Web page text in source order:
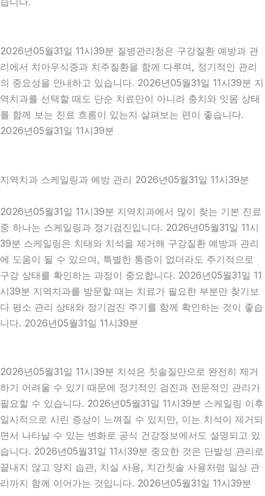
2026년05월31일 11시39분 질병관리청은 구강질환 예방과 관
리에서 치아우식증과 치주질환을 함께 다루며, 정기적인 관리
의 중요성을 안내하고 있습니다. 2026년05월31일 11시39분 지
역치과를 선택할 때도 단순 치료만이 아니라 충치와 잇몸 상태
를 함께 보는 진료 흐름이 있는지 살펴보는 편이 좋습니다.
2026년05월31일 11시39분
지역치과 스케일링과 예방 관리 2026년05월31일 11시39분
2026년05월31일 11시39분 지역치과에서 많이 찾는 기본 진료
중 하나는 스케일링과 정기검진입니다. 2026년05월31일 11시
39분 스케일링은 치태와 치석을 제거해 구강질환 예방과 관리
에 도움이 될 수 있으며, 특별한 통증이 없더라도 주기적으로
구강 상태를 확인하는 과정이 중요합니다. 2026년05월31일 11
시39분 지역치과를 방문할 때는 치료가 필요한 부분만 찾기보
다 평소 관리 상태와 정기검진 주기를 함께 확인하는 것이 좋습
니다. 2026년05월31일 11시39분
2026년05월31일 11시39분 치석은 칫솔질만으로 완전히 제거
하기 어려울 수 있기 때문에 정기적인 검진과 전문적인 관리가
필요할 수 있습니다. 2026년05월31일 11시39분 스케일링 이후
일시적으로 시린 증상이 느껴질 수 있지만, 이는 치석이 제거되
면서 나타날 수 있는 변화로 공식 건강정보에서도 설명되고 있
습니다. 2026년05월31일 11시39분 중요한 것은 단발성 관리로
끝내지 않고 양치 습관, 치실 사용, 치간칫솔 사용처럼 일상 관
리까지 함께 이어가는 것입니다. 2026년05월31일 11시39분